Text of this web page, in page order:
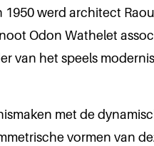
1950 werd architect
Odon Wathelet
van het speels
met de
vormen van